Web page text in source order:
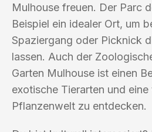
Mulhouse freuen. Der Parc
Beispiel ein idealer Ort, um
Spaziergang oder Picknick
lassen. Auch der
Garten Mulhouse ist einen
exotische Tierarten und
Pflanzenwelt zu entdecken.